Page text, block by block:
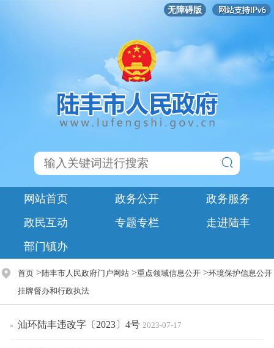
无障碍版
网站首页 政务公开
政务服务
政民互动
专题专栏
走进陆丰
部门镇办
首页>陆丰市人民政府门户网站>重点领域信息公开>环境保护信息公开
挂牌督办和行政执法
汕环陆丰违改字〔2023〕4号 2023-07-17